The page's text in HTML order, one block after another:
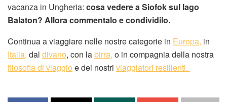
vacanza in Ungheria: cosa vedere a Siofok sul lago
Balaton? Allora commentalo e condividilo.
Continua a viaggiare nelle nostre categorie in Europa, in
Italia, dal divano, con labirra, o in compagnia della nostra
filosofia di viaggio e dei nostri viaggiatori resilienti.